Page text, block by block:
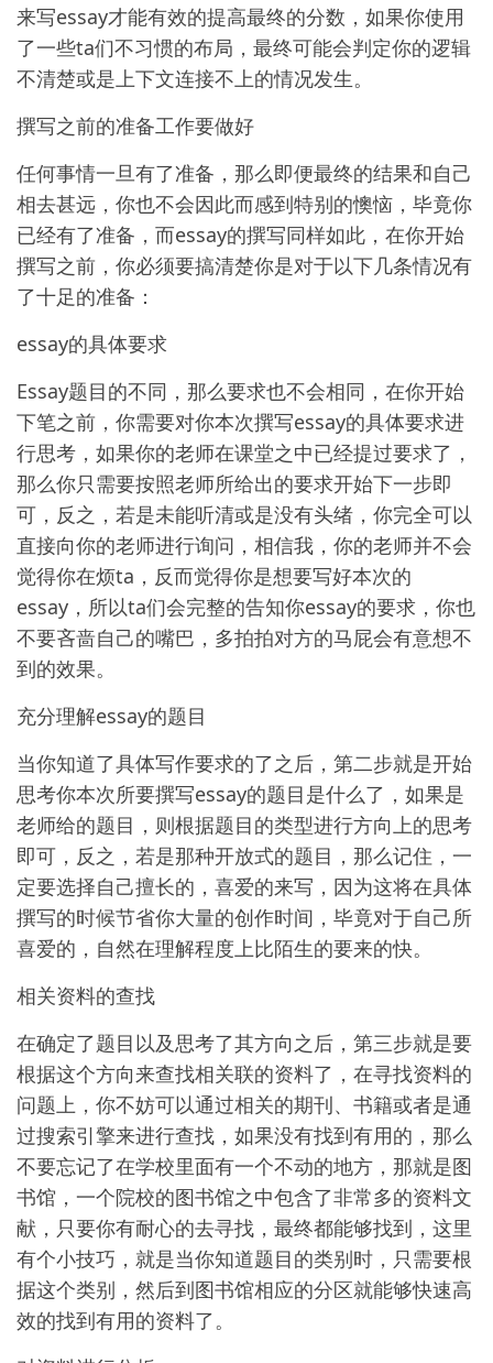
来写essay才能有效的提高最终的分数，如果你使用
了一些ta们不习惯的布局，最终可能会判定你的逻辑
不清楚或是上下文连接不上的情况发生。
撰写之前的准备工作要做好
任何事情一旦有了准备，那么即便最终的结果和自己
相去甚远，你也不会因此而感到特别的懊恼，毕竟你
已经有了准备，而essay的撰写同样如此，在你开始
撰写之前，你必须要搞清楚你是对于以下几条情况有
了十足的准备：
essay的具体要求
Essay题目的不同，那么要求也不会相同，在你开始
下笔之前，你需要对你本次撰写essay的具体要求进
行思考，如果你的老师在课堂之中已经提过要求了，
那么你只需要按照老师所给出的要求开始下一步即
可，反之，若是未能听清或是没有头绪，你完全可以
直接向你的老师进行询问，相信我，你的老师并不会
觉得你在烦ta，反而觉得你是想要写好本次的
essay，所以ta们会完整的告知你essay的要求，你也
不要吝啬自己的嘴巴，多拍拍对方的马屁会有意想不
到的效果。
充分理解essay的题目
当你知道了具体写作要求的了之后，第二步就是开始
思考你本次所要撰写essay的题目是什么了，如果是
老师给的题目，则根据题目的类型进行方向上的思考
即可，反之，若是那种开放式的题目，那么记住，一
定要选择自己擅长的，喜爱的来写，因为这将在具体
撰写的时候节省你大量的创作时间，毕竟对于自己所
喜爱的，自然在理解程度上比陌生的要来的快。
相关资料的查找
在确定了题目以及思考了其方向之后，第三步就是要
根据这个方向来查找相关联的资料了，在寻找资料的
问题上，你不妨可以通过相关的期刊、书籍或者是通
过搜索引擎来进行查找，如果没有找到有用的，那么
不要忘记了在学校里面有一个不动的地方，那就是图
书馆，一个院校的图书馆之中包含了非常多的资料文
献，只要你有耐心的去寻找，最终都能够找到，这里
有个小技巧，就是当你知道题目的类别时，只需要根
据这个类别，然后到图书馆相应的分区就能够快速高
效的找到有用的资料了。